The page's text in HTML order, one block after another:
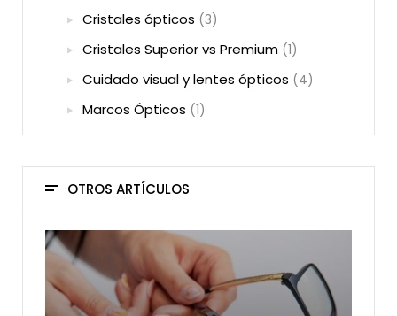
Cristales ópticos (3)
Cristales Superior vs Premium (1)
Cuidado visual y lentes ópticos (4)
Marcos Ópticos (1)
OTROS ARTÍCULOS